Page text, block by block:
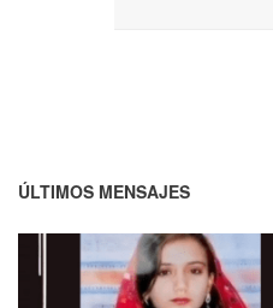
ÚLTIMOS MENSAJES